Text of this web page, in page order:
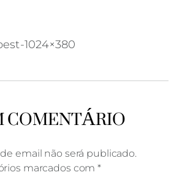
1024×380
email não será publicado.
marcados com*